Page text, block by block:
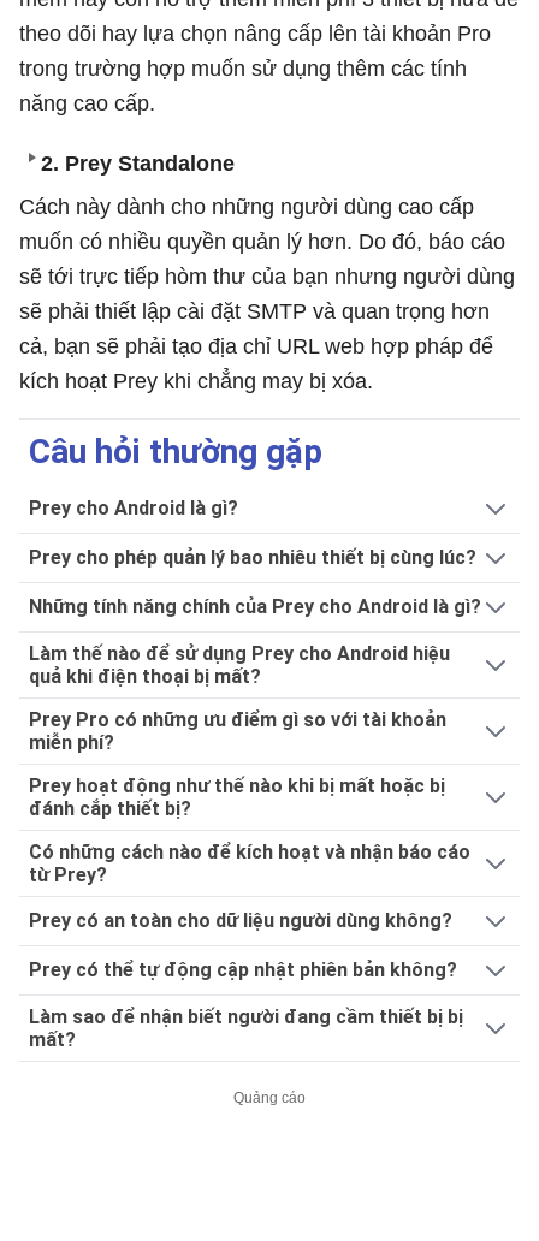
theo dõi hay lựa chọn nâng cấp lên tài khoản Pro
trong trường hợp muốn sử dụng thêm các tính
năng cao cấp.
2. Prey Standalone
Cách này dành cho những người dùng cao cấp
muốn có nhiều quyền quản lý hơn. Do đó, báo cáo
sẽ tới trực tiếp hòm thư của bạn nhưng người dùng
sẽ phải thiết lập cài đặt SMTP và quan trọng hơn
cả, bạn sẽ phải tạo địa chỉ URL web hợp pháp để
kích hoạt Prey khi chẳng may bị xóa.
Câu hỏi thường gặp
Prey cho Android là gì?
Prey cho phép quản lý bao nhiêu thiết bị cùng lúc?
Những tính năng chính của Prey cho Android là gì?
Làm thế nào để sử dụng Prey cho Android hiệu
quả khi điện thoại bị mất?
Prey Pro có những ưu điểm gì so với tài khoản
miễn phí?
Prey hoạt động như thế nào khi bị mất hoặc bị
đánh cắp thiết bị?
Có những cách nào để kích hoạt và nhận báo cáo
từ Prey?
Prey có an toàn cho dữ liệu người dùng không?
Prey có thể tự động cập nhật phiên bản không?
Làm sao để nhận biết người đang cầm thiết bị bị
mất?